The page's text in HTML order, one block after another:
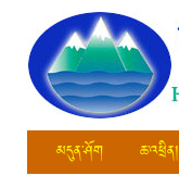
མདུན་ཤོག ཆ་འཕྲིན།